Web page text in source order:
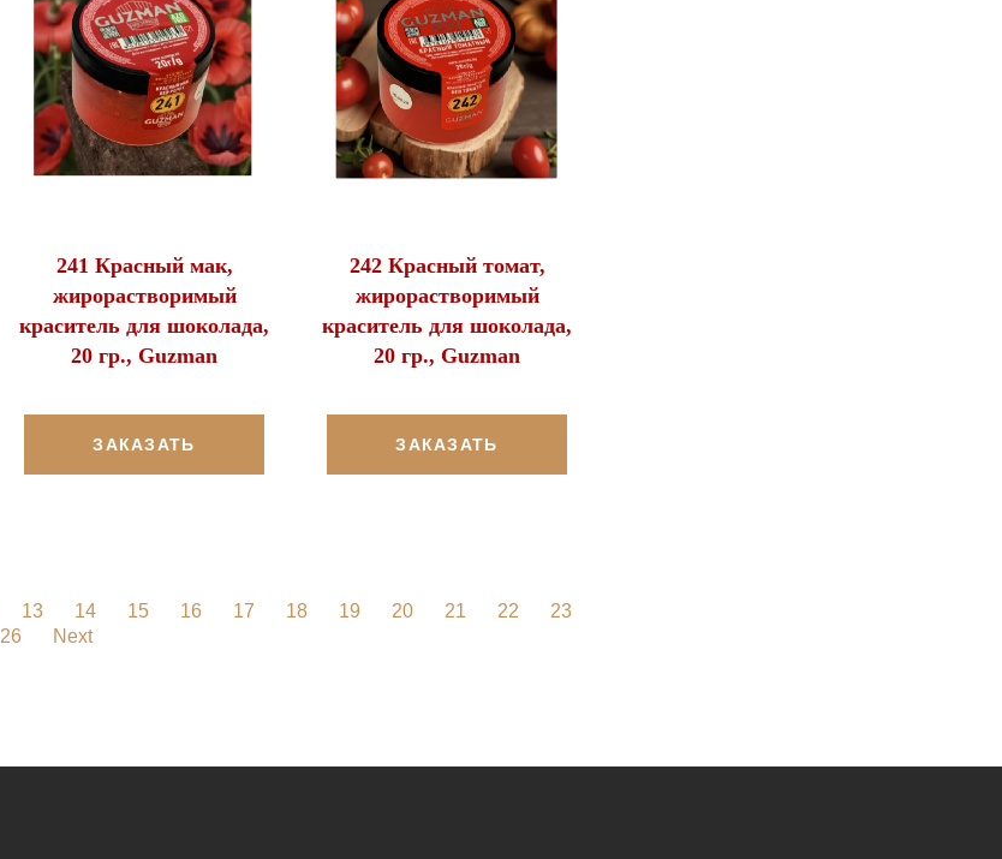
241 Красный мак,
жирорастворимый
краситель для шоколада,
20 гр., Guzman
ЗАКАЗАТЬ
242 Красный томат,
жирорастворимый
краситель для шоколада,
20 гр., Guzman
ЗАКАЗАТЬ
13 14 15 16 17 18 19 20 21 22
23
26 Next